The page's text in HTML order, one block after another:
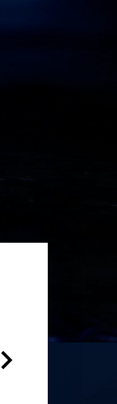
Статья в Forbes
Как мозг
«счастье».